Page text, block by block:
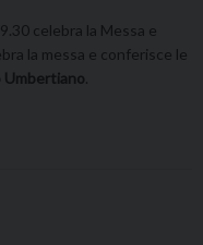
celebra la Messa e
la messa e conferisce le
Umbertiano